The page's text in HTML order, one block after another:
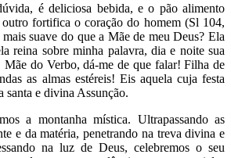
é deliciosa bebida, e o pão alimento
fortifica o coração do homem (Sl 104,
suave do que a Mãe de meu Deus? Ela
reina sobre minha palavra, dia e noite sua
Mãe do Verbo, dá-me de que falar! Filha de
as almas estéreis! Eis aquela cuja festa
santa e divina Assunção.
a montanha mística. Ultrapassando as
e da matéria, penetrando na treva divina e
na luz de Deus, celebremos o seu